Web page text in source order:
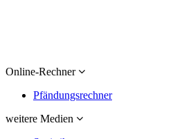
Online-Rechner
Pfändungsrechner
weitere Medien